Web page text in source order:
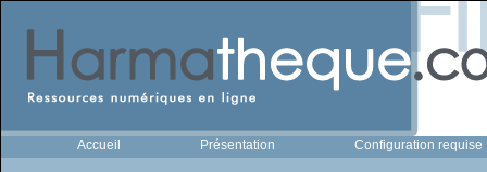
Accueil Présentation Configuration requise